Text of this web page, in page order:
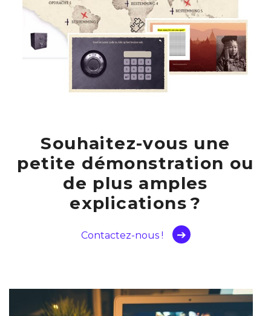
Souhaitez-vous une
petite démonstration ou
de plus amples
explications ?
Contactez-nous !